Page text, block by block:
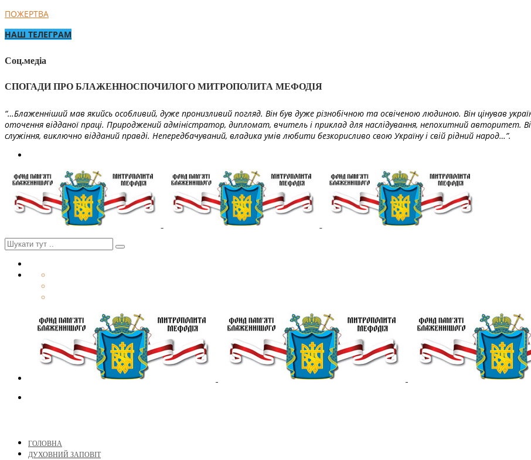
ПОЖЕРТВА
НАШ ТЕЛЕГРАМ
Соц.медіа
СПОГАДИ ПРО БЛАЖЕННОСПОЧИЛОГО МИТРОПОЛИТА МЕФОДІЯ
“…Блаженніший мав якийсь особливий, дуже пронизливий погляд. Він був дуже різнобічною та освіченою людиною. Він цінував
оточення відданої праці. Природжений адміністратор, дипломат, вчитель і приклад для наслідування, непохитний авторитет.
служіння, виключно відданий правді. Непередбачуваний, владика умів любити безкорисливо свою Україну і свій рідний народ…”.
ГОЛОВНА
ДУХОВНИЙ ЗАПОВІТ